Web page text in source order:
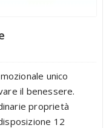
unico
il benessere.
proprietà
12